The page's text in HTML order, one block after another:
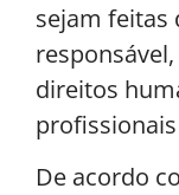
sejam feitas
direitos
De acordo